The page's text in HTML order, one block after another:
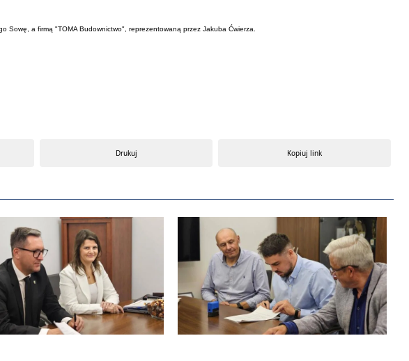
Sowę, a firmą "TOMA Budownictwo", reprezentowaną przez Jakuba Ćwierza.
Drukuj Kopiuj link